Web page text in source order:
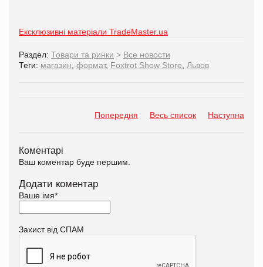
Ексклюзивні матеріали TradeMaster.ua
Раздел: Товари та ринки > Все новости
Теги: магазин формат, Foxtrot Show Store Львов
Попередня Весь список Наступна
Коментарі
Ваш коментар буде першим.
Додати коментар
Ваше імя*
Захист від СПАМ